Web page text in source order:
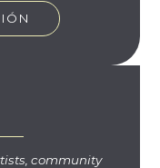
community